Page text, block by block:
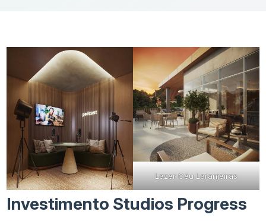
Lazer Céu Laranjeiras
Investimento Studios Progress